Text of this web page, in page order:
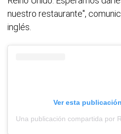
nuestro restaurante",
inglés.
Ver esta